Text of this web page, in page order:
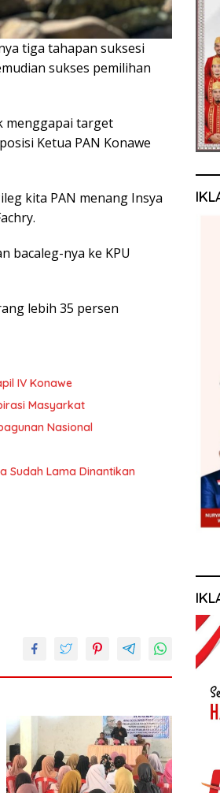
tiga tahapan suksesi
sukses pemilihan
menggapai target
Ketua PAN Konawe
kita PAN menang Insya
bacaleg-nya ke KPU
lebih 35 persen
IV Konawe
Masyarkat
Nasional
Sudah Lama Dinantikan